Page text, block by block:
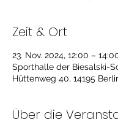
Zeit & Ort
23. Nov. 2024, 12:00 –
Sporthalle der Biesalski-
Hüttenweg 40, 14195
Über die